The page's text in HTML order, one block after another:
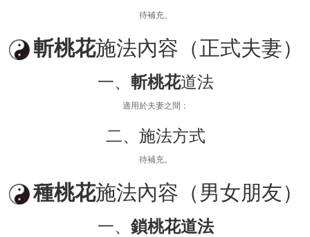
待補充。
斬桃花施法內容（正式夫妻）
一、 斬桃花道法
適用於夫妻之間：
二、施法方式
待補充。
種桃花施法內容（男女朋友）
一、 鎖桃花道法